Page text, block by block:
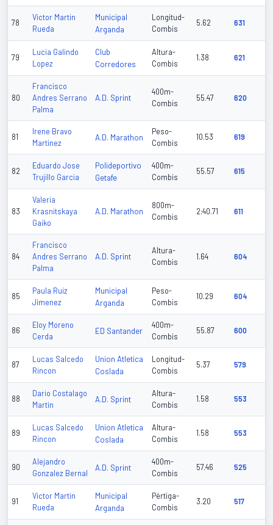
78
Victor Martin
Rueda
Municipal
Arganda
Longitud-
Combis
5.62 631
79
Lucia Galindo
Lopez
Club
Corredores
Altura-
Combis
1.38 621
80
Francisco
Andres Serrano
Palma
A.D. Sprint
400m-
Combis
55.47 620
81
Irene Bravo
Martinez
A.D. Marathon
Peso-
Combis
10.53 619
82
Eduardo Jose
Trujillo Garcia
Polideportivo
Getafe
400m-
Combis
55.57 615
83
Valeria
Krasnitskaya
Gaiko
A.D. Marathon
800m-
Combis
2:40.71 611
84
Francisco
Andres Serrano
Palma
A.D. Sprint
Altura-
Combis
1.64 604
85
Paula Ruiz
Jimenez
Municipal
Arganda
Peso-
Combis
10.29 604
86
Eloy Moreno
Cerda
ED Santander
400m-
Combis
55.87 600
87
Lucas Salcedo
Rincon
Union Atletica
Coslada
Longitud-
Combis
5.37 579
88
Dario Costalago
Martin
A.D. Sprint
Altura-
Combis
1.58 553
89
Lucas Salcedo
Rincon
Union Atletica
Coslada
Altura-
Combis
1.58 553
90
Alejandro
Gonzalez Bernal
A.D. Sprint
400m-
Combis
57.46 525
91
Victor Martin
Rueda
Municipal
Arganda
Pértiga-
Combis
3.20 517